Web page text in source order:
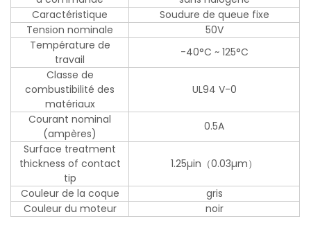
Caractéristique
Soudure de queue fixe
Tension nominale
50V
Température de
travail
-40°C ~ 125°C
Classe de
combustibilité des
matériaux
UL94 V-0
Courant nominal
(ampères)
0.5A
Surface treatment
thickness of contact
tip
1.25µin（0.03µm）
Couleur de la coque
gris
Couleur du moteur
noir